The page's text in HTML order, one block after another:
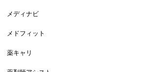
メディナビ
メドフィット
薬キャリ